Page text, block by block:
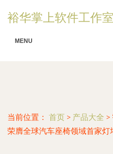
裕华掌上软件工作室
MENU
当前位置： 首页 > 产品大全 >
荣膺全球汽车座椅领域首家灯